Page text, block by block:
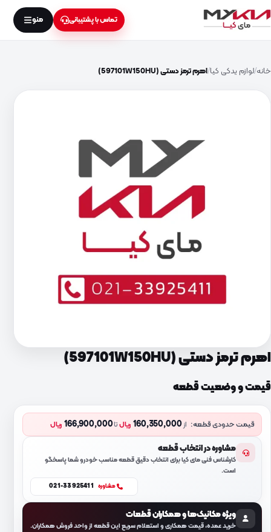
تماس با پشتیبانی منو
خانه لوازم یدکی کیا اهرم ترمز دستی (597101W150HU)
اهرم ترمز دستی (597101W150HU)
قیمت و وضعیت قطعه
قیمت حدودی قطعه: از160,350,000 ریالتا166,900,000 ریال
مشاوره در انتخاب قطعه
کارشناس فنی مای کیا برای انتخاب دقیق قطعه مناسب خودرو شما پاسخگو
است.
مشاوره 021-33925411
ویژه مکانیک‌ها و همکاران قطعات
خرید عمده، قیمت همکاری و استعلام سریع این قطعه از واحد فروش همکاران.